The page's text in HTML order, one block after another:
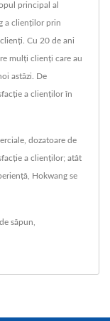
principal al
a clienților prin
Cu 20 de ani
mulți clienți care au
astăzi. De
a clienților în
dozatoare de
a clienților; atât
Hokwang se
săpun